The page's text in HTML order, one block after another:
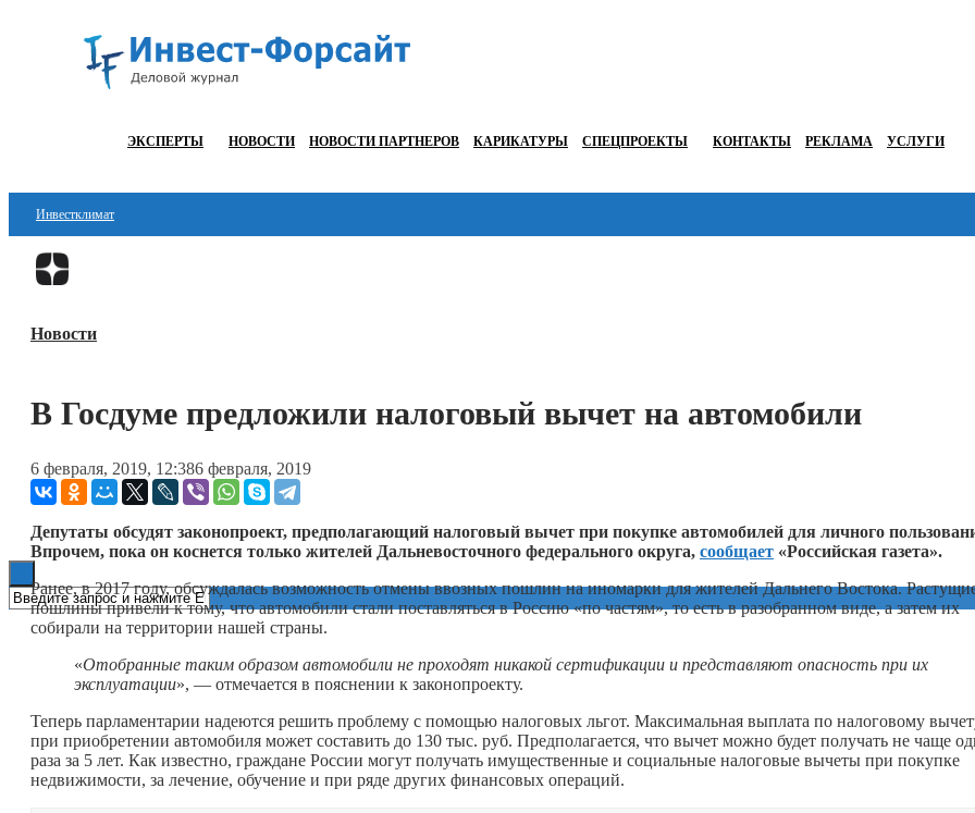
ЭКСПЕРТЫ НОВОСТИ НОВОСТИ ПАРТНЕРОВ КАРИКАТУРЫ СПЕЦПРОЕКТЫ КОНТАКТЫ РЕКЛАМА УСЛУГИ
Инвестклимат
Финансы
Блокчейн
ESG
Новости
В Госдуме предложили налоговый вычет на автомобили
6 февраля, 2019, 12:386 февраля, 2019
Депутаты обсудят законопроект, предполагающий налоговый вычет при покупке автомобилей для личного
Впрочем, пока он коснется только жителей Дальневосточного федерального округа, сообщает «Российская газета».
Ранее, в 2017 году, обсуждалась возможность отмены ввозных пошлин на иномарки для жителей Дальнего Востока.
пошлины привели к тому, что автомобили стали поставляться в Россию «по частям», то есть в разобранном виде, а затем их
собирали на территории нашей страны.
«Отобранные таким образом автомобили не проходят никакой сертификации и представляют опасность при их
эксплуатации», — отмечается в пояснении к законопроекту.
Теперь парламентарии надеются решить проблему с помощью налоговых льгот. Максимальная выплата по налоговому
при приобретении автомобиля может составить до 130 тыс. руб. Предполагается, что вычет можно будет получать не чаще
раза за 5 лет. Как известно, граждане России могут получать имущественные и социальные налоговые вычеты при покупке
недвижимости, за лечение, обучение и при ряде других финансовых операций.